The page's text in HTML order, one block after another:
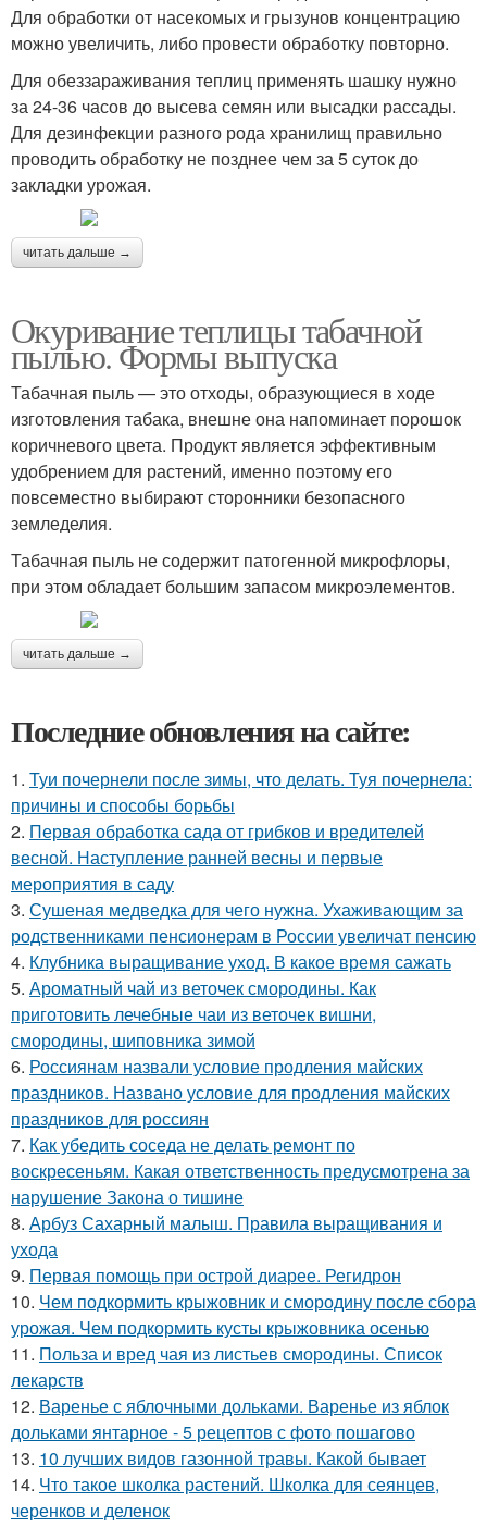
Для обработки от насекомых и грызунов концентрацию
можно увеличить, либо провести обработку повторно.
Для обеззараживания теплиц применять шашку нужно
за 24-36 часов до высева семян или высадки рассады.
Для дезинфекции разного рода хранилищ правильно
проводить обработку не позднее чем за 5 суток до
закладки урожая.
читать дальше →
Окуривание теплицы табачной
пылью. Формы выпуска
Табачная пыль — это отходы, образующиеся в ходе
изготовления табака, внешне она напоминает порошок
коричневого цвета. Продукт является эффективным
удобрением для растений, именно поэтому его
повсеместно выбирают сторонники безопасного
земледелия.
Табачная пыль не содержит патогенной микрофлоры,
при этом обладает большим запасом микроэлементов.
читать дальше →
Последние обновления на сайте:
1. Туи почернели после зимы, что делать. Туя почернела:
причины и способы борьбы
2. Первая обработка сада от грибков и вредителей
весной. Наступление ранней весны и первые
мероприятия в саду
3. Сушеная медведка для чего нужна. Ухаживающим за
родственниками пенсионерам в России увеличат пенсию
4. Клубника выращивание уход. В какое время сажать
5. Ароматный чай из веточек смородины. Как
приготовить лечебные чаи из веточек вишни,
смородины, шиповника зимой
6. Россиянам назвали условие продления майских
праздников. Названо условие для продления майских
праздников для россиян
7. Как убедить соседа не делать ремонт по
воскресеньям. Какая ответственность предусмотрена за
нарушение Закона о тишине
8. Арбуз Сахарный малыш. Правила выращивания и
ухода
9. Первая помощь при острой диарее. Регидрон
10. Чем подкормить крыжовник и смородину после сбора
урожая. Чем подкормить кусты крыжовника осенью
11. Польза и вред чая из листьев смородины. Список
лекарств
12. Варенье с яблочными дольками. Варенье из яблок
дольками янтарное - 5 рецептов с фото пошагово
13. 10 лучших видов газонной травы. Какой бывает
14. Что такое школка растений. Школка для сеянцев,
черенков и деленок